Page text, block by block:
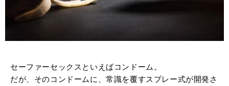
セーファーセックスといえばコンドーム。
だが、そのコンドームに、常識を覆すスプレー式が開発さ